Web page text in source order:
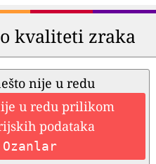
kvaliteti zraka
nije u redu
u redu prilikom
podataka